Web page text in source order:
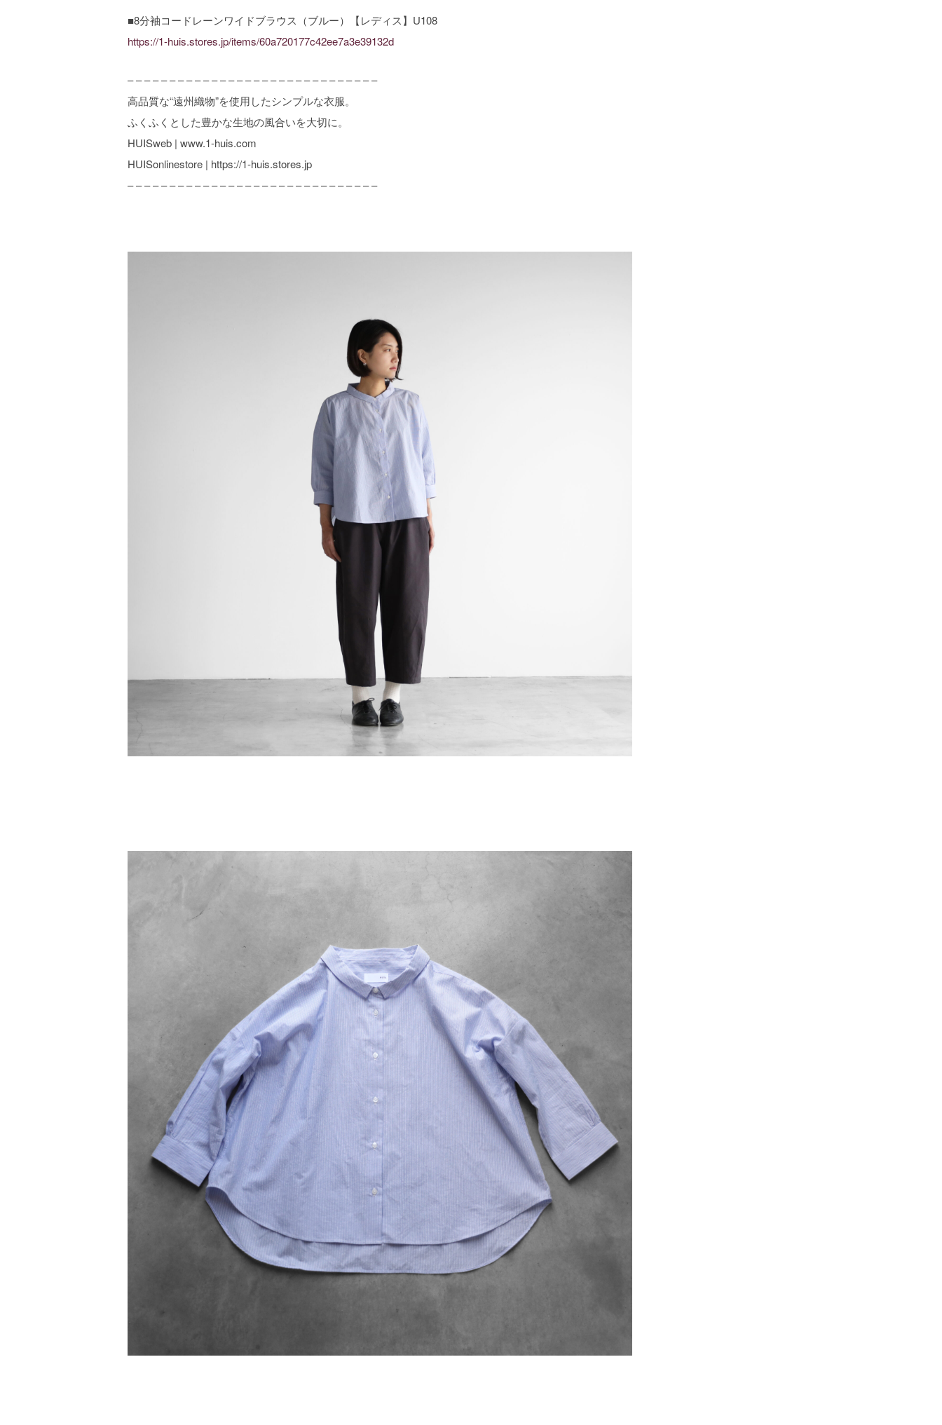
■8分袖コードレーンワイドブラウス（ブルー）【レディス】U108
https://1-huis.stores.jp/items/60a720177c42ee7a3e39132d
– – – – – – – – – – – – – – – – – – – – – – – – – – – – – –
高品質な“遠州織物”を使用したシンプルな衣服。
ふくふくとした豊かな生地の風合いを大切に。
HUISweb | www.1-huis.com
HUISonlinestore | https://1-huis.stores.jp
– – – – – – – – – – – – – – – – – – – – – – – – – – – – – –